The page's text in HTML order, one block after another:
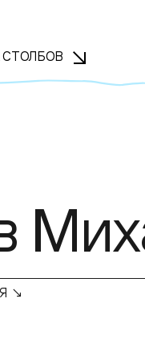
СТОЛБОВ
↘